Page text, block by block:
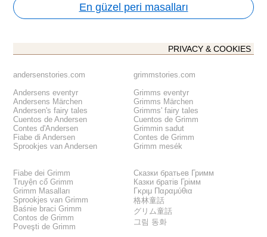
En güzel peri masalları
PRIVACY & COOKIES
andersenstories.com
Andersens eventyr
Andersens Märchen
Andersen's fairy tales
Cuentos de Andersen
Contes d'Andersen
Fiabe di Andersen
Sprookjes van Andersen
grimmstories.com
Grimms eventyr
Grimms Märchen
Grimms' fairy tales
Cuentos de Grimm
Grimmin sadut
Contes de Grimm
Grimm mesék
Fiabe dei Grimm
Truyện cổ Grimm
Grimm Masalları
Sprookjes van Grimm
Baśnie braci Grimm
Contos de Grimm
Poveşti de Grimm
Сказки братьев Гримм
Казки братів Грімм
Γκριμ Παραμύθια
格林童話
グリム童話
그림 동화